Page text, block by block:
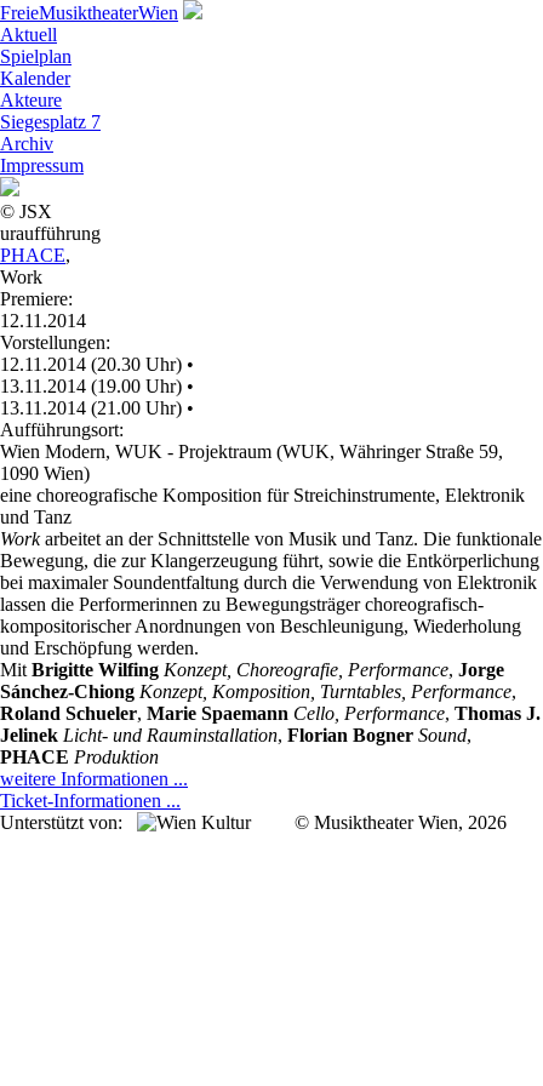
FreieMusiktheaterWien
Aktuell
Spielplan
Kalender
Akteure
Siegesplatz 7
Archiv
Impressum
© JSX
uraufführung
PHACE,
Work
Premiere:
12.11.2014
Vorstellungen:
12.11.2014 (20.30 Uhr) •
13.11.2014 (19.00 Uhr) •
13.11.2014 (21.00 Uhr) •
Aufführungsort:
Wien Modern, WUK - Projektraum (WUK, Währinger Straße 59,
1090 Wien)
eine choreografische Komposition für Streichinstrumente, Elektronik
und Tanz
Workarbeitet an der Schnittstelle von Musik und Tanz. Die funktionale
Bewegung, die zur Klangerzeugung führt, sowie die Entkörperlichung
bei maximaler Soundentfaltung durch die Verwendung von Elektronik
lassen die Performerinnen zu Bewegungsträger choreografisch-
kompositorischer Anordnungen von Beschleunigung, Wiederholung
und Erschöpfung werden.
Mit Brigitte Wilfing Konzept, Choreografie, Performance, Jorge
Sánchez-Chiong Konzept, Komposition, Turntables, Performance,
Roland Schueler, Marie Spaemann Cello, Performance, Thomas J.
Jelinek Licht- und Rauminstallation, Florian Bogner Sound,
PHACE Produktion
weitere Informationen ...
Ticket-Informationen ...
Unterstützt von:
© Musiktheater Wien, 2026